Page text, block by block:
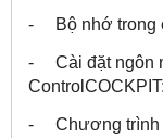
- Bộ nhớ trong
- Cài đặt ngôn
- Chương trình